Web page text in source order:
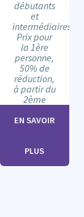
débutants
et
intermédiaires.
Prix pour
la 1ère
personne,
50% de
réduction,
à partir du
2ème
EN SAVOIR
PLUS